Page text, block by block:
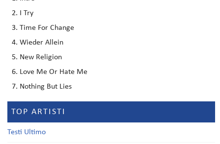
I Try
Time For Change
Wieder Allein
New Religion
Love Me Or Hate Me
Nothing But Lies
TOP ARTISTI
Testi Ultimo